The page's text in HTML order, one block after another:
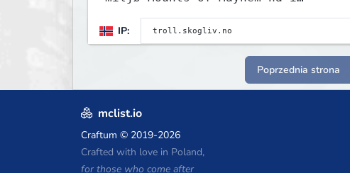
Survival! Test det nye spydet!
IP:
Poprzednia strona
mclist.io
Craftum © 2019-2026
Crafted with love in Poland,
for those who come after